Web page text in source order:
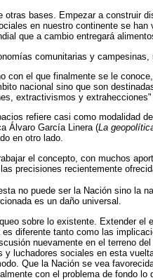
bases. Empezar a construir
en nuestro continente se
que a cambio entregará
comunitarias y
con el que finalmente se le
nacional sino que son
extractivismos y
refiere casi como modalidad
Álvaro García Linera (La
en otro lado.
el concepto, con muchos
precisiones recientemente
no puede ser la Nación sino la
es un daño universal.
sobre lo existente. Extender
diferente tanto como las
nuevamente en el terreno
y luchadores sociales en esta
Que la Nación se vea
con el problema de fondo